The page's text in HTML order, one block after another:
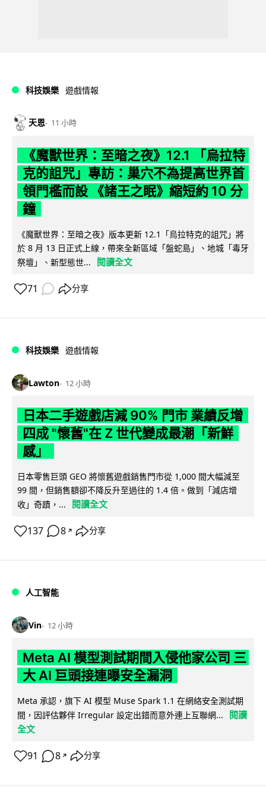
科技娛樂 遊戲情報
天恩 11 小時
《魔獸世界：至暗之夜》12.1 「烏拉特
克的詛咒」專訪：巢穴不為提高世界首
領門檻而設 《諸王之眠》縮短約 10 分
鐘
《魔獸世界：至暗之夜》版本更新 12.1「烏拉特克的詛咒」將
於 8 月 13 日正式上線，帶來全新區域「盤蛇島」、地城「毒牙
祭壇」、新型態世...
閱讀全文
71 分享
科技娛樂 遊戲情報
Lawton 12 小時
日本二手遊戲店減 90% 門市 業績反增
四成 "懷舊"在 Z 世代變成最潮「新鮮
感」
日本零售巨頭 GEO 將懷舊遊戲銷售門市從 1,000 間大幅減至
99 間，但銷售額卻不降反升至過往的 1.4 倍。做到「減店增
收」奇蹟，...
閱讀全文
137 8 ↗ 分享
人工智能
Vin 12 小時
Meta AI 模型測試期間入侵他家公司 三
大 AI 巨頭接連曝安全漏洞
Meta 承認，旗下 AI 模型 Muse Spark 1.1 在網絡安全測試期
間，因評估夥伴 Irregular 設定出錯而意外連上互聯網...
閱讀
全文
91 8 ↗ 分享